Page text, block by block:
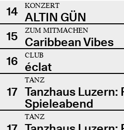
14
KONZERT
ALTIN GÜN
15
ZUM MITMACHEN
Caribbean Vibes
16
CLUB
éclat
17
TANZ
Tanzhaus Luzern:
Spieleabend
TANZ